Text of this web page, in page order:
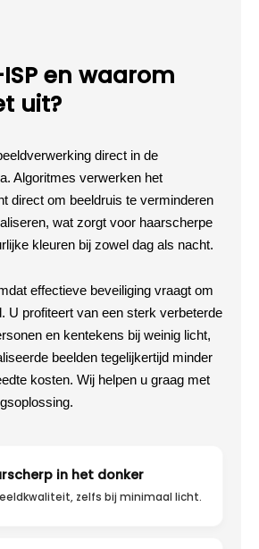
en waarom
uit?
direct in de
Algoritmes verwerken het
direct om beeldruis te verminderen
wat zorgt voor haarscherpe
kleuren bij zowel dag als nacht.
effectieve beveiliging vraagt om
U profiteert van een sterk verbeterde
en kentekens bij weinig licht,
beelden tegelijkertijd minder
kosten. Wij helpen u graag met
in het donker
zelfs bij minimaal licht.